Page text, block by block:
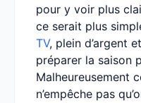
pour y voir plus
ce serait plus
TV, plein d’argent
préparer la saison
Malheureusement
n’empêche pas